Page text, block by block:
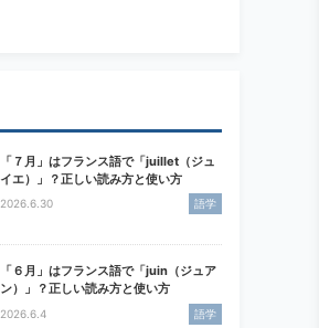
「７月」はフランス語で「juillet（ジュ
イエ）」？正しい読み方と使い方
2026.6.30 語学
「６月」はフランス語で「juin（ジュア
ン）」？正しい読み方と使い方
2026.6.4 語学